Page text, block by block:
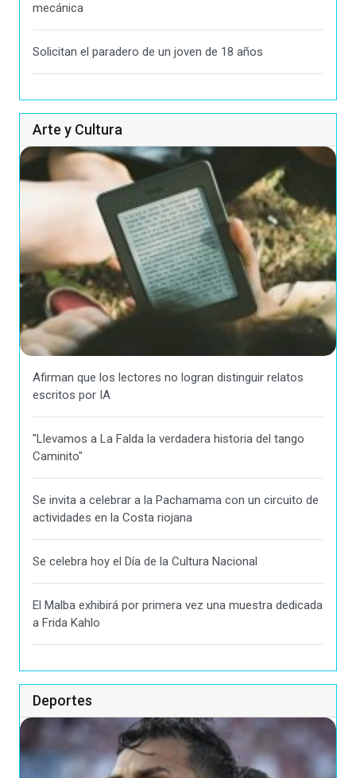
mecánica
Solicitan el paradero de un joven de 18 años
Arte y Cultura
Afirman que los lectores no logran distinguir relatos
escritos por IA
"Llevamos a La Falda la verdadera historia del tango
Caminito"
Se invita a celebrar a la Pachamama con un circuito de
actividades en la Costa riojana
Se celebra hoy el Día de la Cultura Nacional
El Malba exhibirá por primera vez una muestra dedicada
a Frida Kahlo
Deportes